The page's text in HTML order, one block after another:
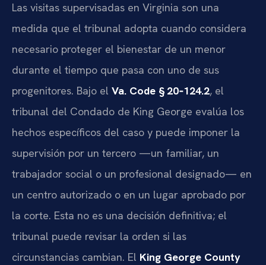
Las visitas supervisadas en Virginia son una
medida que el tribunal adopta cuando considera
necesario proteger el bienestar de un menor
durante el tiempo que pasa con uno de sus
progenitores. Bajo el Va. Code § 20‑124.2, el
tribunal del Condado de King George evalúa los
hechos específicos del caso y puede imponer la
supervisión por un tercero —un familiar, un
trabajador social o un profesional designado— en
un centro autorizado o en un lugar aprobado por
la corte. Esta no es una decisión definitiva; el
tribunal puede revisar la orden si las
circunstancias cambian. El King George County